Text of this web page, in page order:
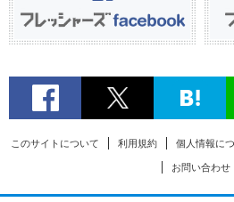
このサイトについて 利用規約 個人情報に
お問い合わせ